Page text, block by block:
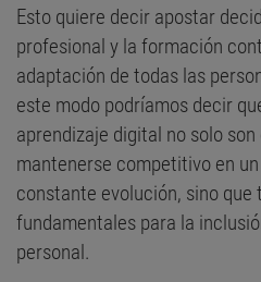
Esto quiere decir apostar
profesional y la formación
adaptación de todas las
este modo podríamos decir
aprendizaje digital no solo
mantenerse competitivo en
constante evolución, sino
fundamentales para la
personal.